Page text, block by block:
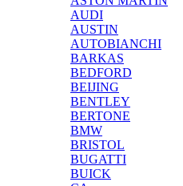
AUDI
AUSTIN
AUTOBIANCHI
BARKAS
BEDFORD
BEIJING
BENTLEY
BERTONE
BMW
BRISTOL
BUGATTI
BUICK